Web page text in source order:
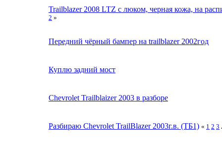
Trailblazer 2008 LTZ с люком, черная кожа, на
2 »
Передний чёрный бампер на trailblazer 2002год
Куплю задний мост
Chevrolet Trailblaizer 2003 в разборе
Разбираю Chevrolet TrailBlazer 2003г.в. (ТБ1) « 1 2 3